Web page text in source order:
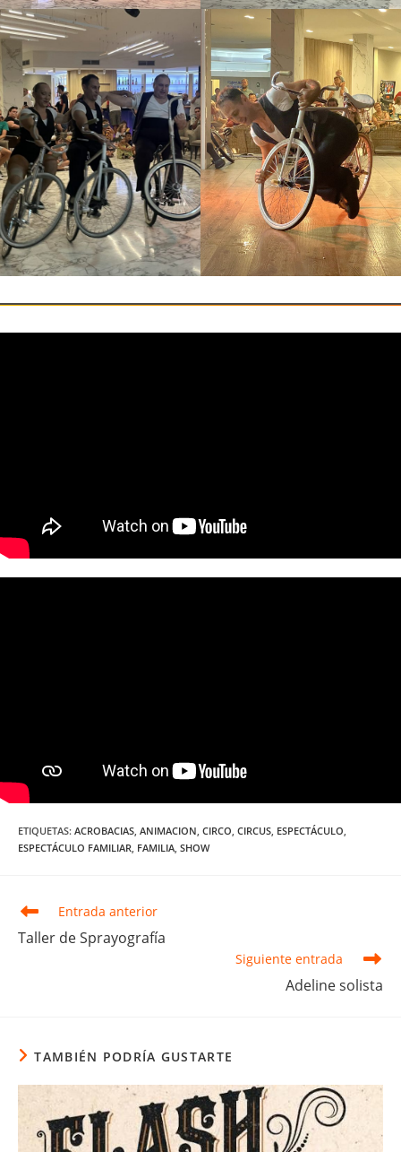
ETIQUETAS: ACROBACIAS, ANIMACION, CIRCO, CIRCUS, ESPECTÁCULO,
ESPECTÁCULO FAMILIAR, FAMILIA, SHOW
Leer
más
artículos
Entrada anterior
Taller de Sprayografía
Siguiente entrada
Adeline solista
TAMBIÉN PODRÍA GUSTARTE